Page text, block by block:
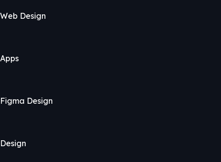
Web Design
Apps
Figma Design
Design